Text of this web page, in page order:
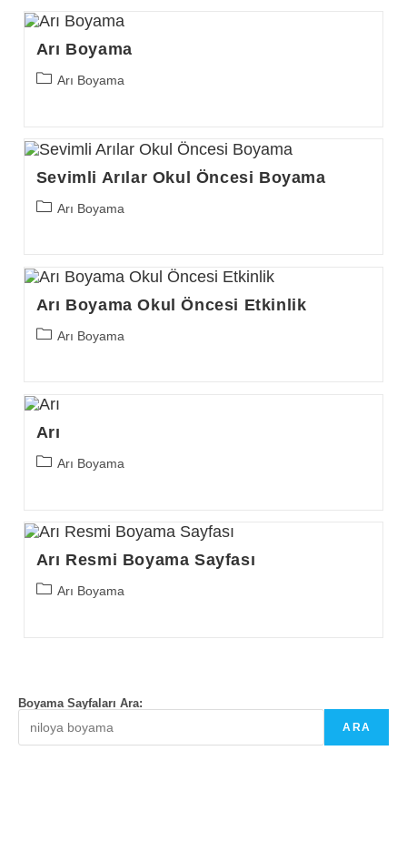
Arı Boyama
PostArı Boyama
Sevimli Arılar Okul Öncesi Boyama
PostArı Boyama
Arı Boyama Okul Öncesi Etkinlik
PostArı Boyama
Arı
PostArı Boyama
Arı Resmi Boyama Sayfası
PostArı Boyama
Boyama Sayfaları Ara:
ARA